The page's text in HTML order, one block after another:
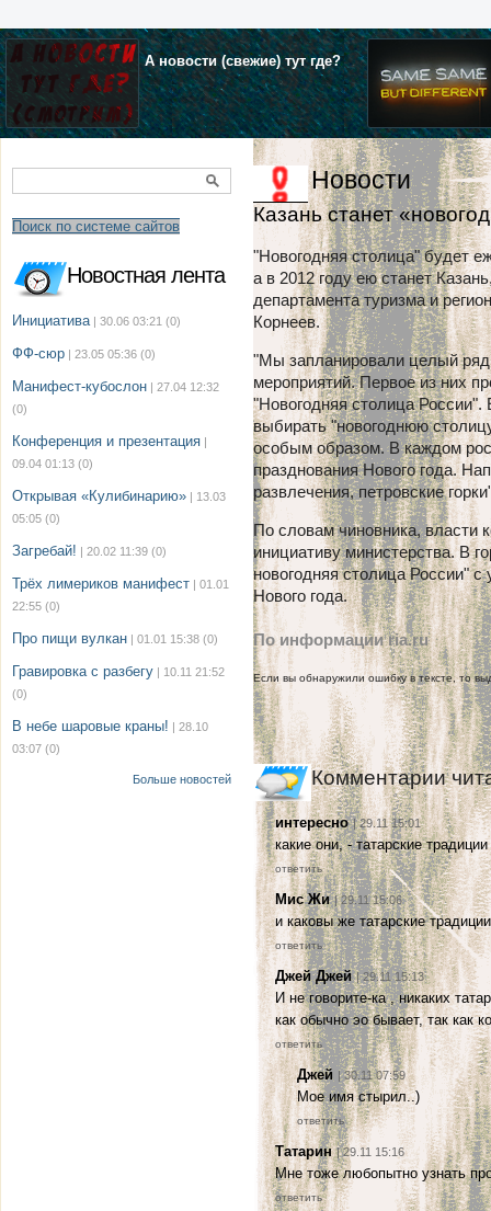
А новости (свежие) тут где?
Поиск по системе сайтов
Новостная лента
Инициатива | 30.06 03:21 (0)
ФФ-сюр | 23.05 05:36 (0)
Манифест-кубослон | 27.04 12:32
(0)
Конференция и презентация |
09.04 01:13 (0)
Открывая «Кулибинарию» | 13.03
05:05 (0)
Загребай! | 20.02 11:39 (0)
Трёх лимериков манифест | 01.01
22:55 (0)
Про пищи вулкан | 01.01 15:38 (0)
Гравировка с разбегу | 10.11 21:52
(0)
В небе шаровые краны! | 28.10
03:07 (0)
Больше новостей
Новости
Казань станет
"Новогодняя столица" будет
а в 2012 году ею станет
департамента туризма и
Корнеев.
"Мы запланировали целый
мероприятий. Первое из них
"Новогодняя столица
выбирать "новогоднюю
особым образом. В каждом
празднования Нового года.
развлечения, петровские
По словам чиновника, власти
инициативу министерства. В
новогодняя столица России" с
Нового года.
По информации ria.ru
Если вы обнаружили ошибку в тексте, то
Комментарии
интересно| 29.11 15:01
какие они, - татарские
ответить
Мис Жи| 29.11 15:06
и каковы же татарские
ответить
Джей Джей| 29.11 15:13
И не говорите-ка , никаких
как обычно эо бывает, так как
ответить
Джей | 30.11 07:59
Мое имя стырил..)
ответить
Татарин| 29.11 15:16
Мне тоже любопытно узнать
ответить